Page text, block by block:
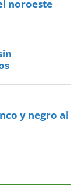
noroeste
y negro al